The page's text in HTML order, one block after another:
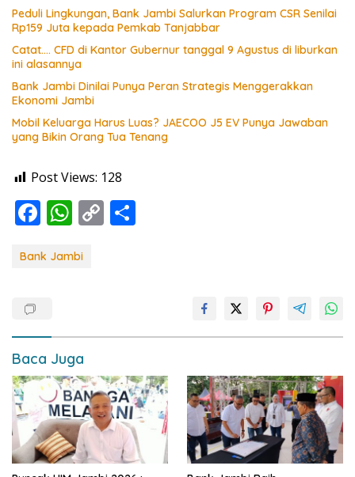
Peduli Lingkungan, Bank Jambi Salurkan Program CSR Senilai
Rp159 Juta kepada Pemkab Tanjabbar
Catat…. CFD di Kantor Gubernur tanggal 9 Agustus di liburkan
ini alasannya
Bank Jambi Dinilai Punya Peran Strategis Menggerakkan
Ekonomi Jambi
Mobil Keluarga Harus Luas? JAECOO J5 EV Punya Jawaban
yang Bikin Orang Tua Tenang
Post Views: 128
F
e
o
k
W
at
p
p
C
n
Bank Jambi
Baca Juga